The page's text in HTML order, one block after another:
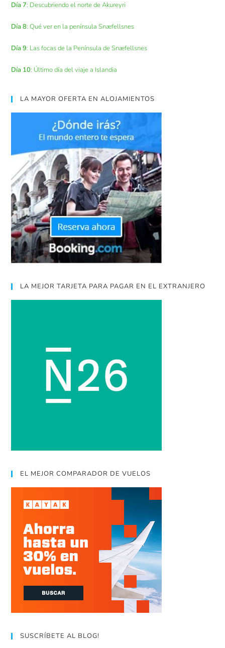
Día 7: Descubriendo el norte de Akureyri
Día 8: Qué ver en la península Snæfellsnes
Día 9: Las focas de la Península de Snæfellsnes
Día 10: Último día del viaje a Islandia
LA MAYOR OFERTA EN ALOJAMIENTOS
LA MEJOR TARJETA PARA PAGAR EN EL EXTRANJERO
EL MEJOR COMPARADOR DE VUELOS
SUSCRÍBETE AL BLOG!